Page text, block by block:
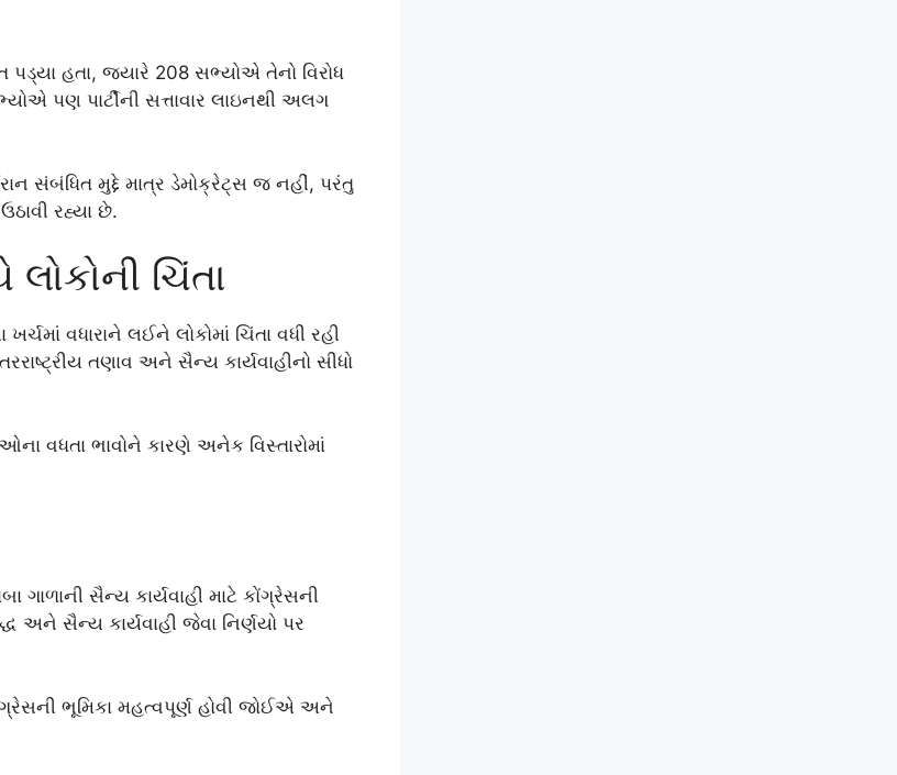
પડ્યા હતા, જ્યારે 208 સભ્યોએ તેનો વિરોધ
પણ પાર્ટીની સત્તાવાર લાઇનથી અલગ
મુદ્દે માત્ર ડેમોક્રેટ્સ જ નહીં, પરંતુ
રહ્યા છે.
ચિંતા
વધારાને લઈને લોકોમાં ચિંતા વધી રહી
તણાવ અને સૈન્ય કાર્યવાહીનો સીધો
વધતા ભાવોને કારણે અનેક વિસ્તારોમાં
ગાળાની સૈન્ય કાર્યવાહી માટે કોંગ્રેસની
અને સૈન્ય કાર્યવાહી જેવા નિર્ણયો પર
ભૂમિકા મહત્વપૂર્ણ હોવી જોઈએ અને